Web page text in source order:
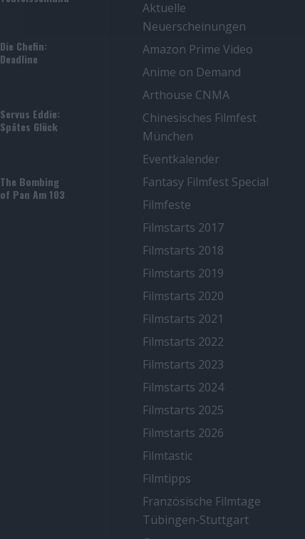
Die Chefin:
Deadline
Servus Eddie:
Spätes Glück
The Bombing
of Pan Am 103
Aktuelle
Neuerscheinungen
Amazon Prime Video
Anime on Demand
Arthouse CNMA
Chinesisches Filmfest
München
Eventkalender
Fantasy Filmfest Special
Filmfeste
Filmstarts 2017
Filmstarts 2018
Filmstarts 2019
Filmstarts 2020
Filmstarts 2021
Filmstarts 2022
Filmstarts 2023
Filmstarts 2024
Filmstarts 2025
Filmstarts 2026
Filmtastic
Filmtipps
Französische Filmtage
Tübingen-Stuttgart